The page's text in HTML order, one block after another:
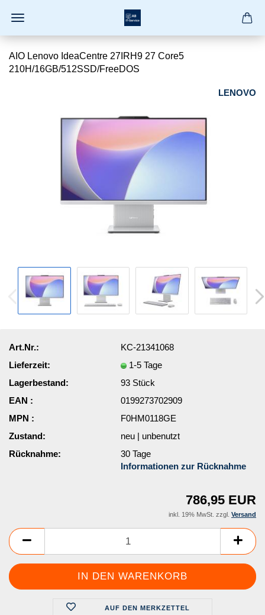
AIO Lenovo IdeaCentre 27IRH9 27 Core5
210H/16GB/512SSD/FreeDOS
LENOVO
Art.Nr.:
KC-21341068
Lieferzeit:
1-5 Tage
Lagerbestand:
93 Stück
EAN :
0199273702909
MPN :
F0HM0118GE
Zustand:
neu | unbenutzt
Rücknahme:
30 Tage
Informationen zur Rücknahme
786,95 EUR
inkl. 19% MwSt. zzgl. Versand
AUF DEN MERKZETTEL